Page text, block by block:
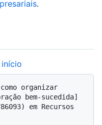
.
bem-sucedida]
em Recursos